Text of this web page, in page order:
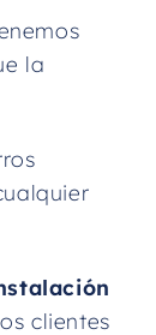
la
clientes